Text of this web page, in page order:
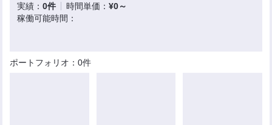
実績：0件 時間単価：¥0～
稼働可能時間：
ポートフォリオ：0件